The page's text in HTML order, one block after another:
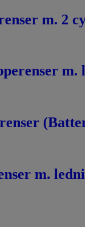
m. 2
m.
m.